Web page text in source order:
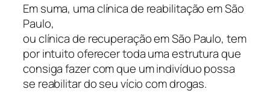
Em suma, uma clínica de reabilitação em São
Paulo,
ou clínica de recuperação em São Paulo, tem
por intuito oferecer toda uma estrutura que
consiga fazer com que um indivíduo possa
se reabilitar do seu vício com drogas.